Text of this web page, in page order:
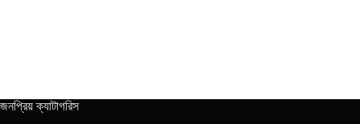
জনপ্রিয় ক্যাটাগরিস